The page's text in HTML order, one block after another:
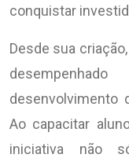
conquistar
Desde sua
desenvolvimento
Ao capacitar
iniciativa não